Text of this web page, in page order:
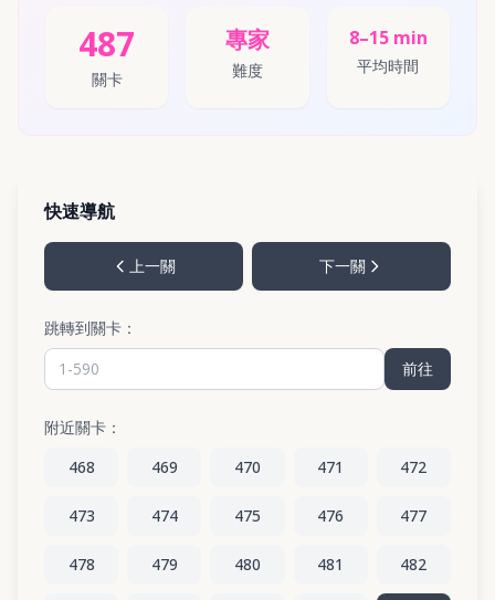
487
關卡
專家
難度
8–15 min
平均時間
快速導航
上一關 下一關
跳轉到關卡：
前往
附近關卡：
468
469 470 471 472
473 474 475 476 477
478 479 480 481 482